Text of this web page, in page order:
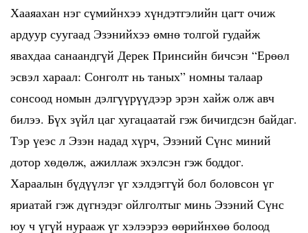
Хааяахан нэг сүмийнхээ хүндэтгэлийн цагт очиж
ардуур суугаад Эзэнийхээ өмнө толгой гудайж
явахдаа санаандгүй Дерек Принсийн бичсэн “Ерөөл
эсвэл хараал: Сонголт нь таных” номны талаар
сонсоод номын дэлгүүрүүдээр эрэн хайж олж авч
билээ. Бүх зүйл цаг хугацаатай гэж бичигдсэн байдаг.
Тэр үеэс л Эзэн надад хүрч, Эзэний Сүнс миний
дотор хөдөлж, ажиллаж эхэлсэн гэж боддог.
Хараалын бүдүүлэг үг хэлдэггүй бол боловсон үг
яриатай гэж дүгнэдэг ойлголтыг минь Эзэний Сүнс
юу ч үгүй нурааж үг хэлээрээ өөрийнхөө болоод